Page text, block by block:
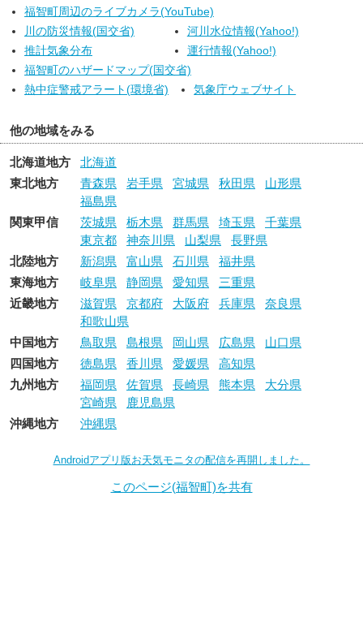
福智町周辺のライブカメラ(YouTube)
川の防災情報(国交省)
河川水位情報(Yahoo!)
推計気象分布
運行情報(Yahoo!)
福智町のハザードマップ(国交省)
熱中症警戒アラート(環境省)
気象庁ウェブサイト
他の地域をみる
北海道地方
北海道
東北地方
青森県 岩手県 宮城県 秋田県
山形県
福島県
関東甲信
茨城県 栃木県 群馬県 埼玉県
千葉県
東京都
神奈川県 山梨県
長野県
北陸地方
新潟県 富山県 石川県
福井県
東海地方
岐阜県 静岡県 愛知県
三重県
近畿地方
滋賀県 京都府 大阪府 兵庫県
奈良県
和歌山県
中国地方
鳥取県 島根県 岡山県 広島県
山口県
四国地方
徳島県 香川県 愛媛県
高知県
九州地方
福岡県 佐賀県 長崎県 熊本県
大分県
宮崎県
鹿児島県
沖縄地方
沖縄県
Androidアプリ版お天気モニタの配信を再開しました。
このページ(福智町)を共有